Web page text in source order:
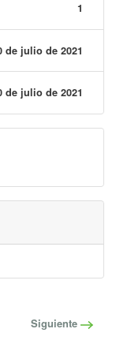
1
de julio de 2021
de julio de 2021
Siguiente